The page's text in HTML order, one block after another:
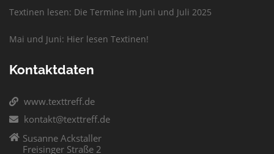
Textinen lesen: Die Termine im Juni und Juli 2025
Mai und Juni: Hier lesen Textinen!
Kontaktdaten
www.texttreff.de
kontakt@texttreff.de
Susanne Ackstaller
Freisinger Straße 2